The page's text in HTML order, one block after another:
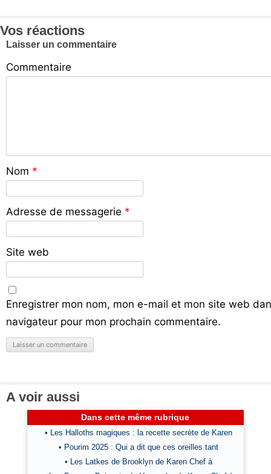
Vos réactions
Laisser un commentaire
Commentaire
Nom *
Adresse de messagerie *
Site web
Enregistrer mon nom, mon e-mail et mon site web
navigateur pour mon prochain commentaire.
A voir aussi
Dans cette même rubrique
• Les Halloths magiques : la recette secrète de Karen
• Pourim 2025 : Qui a dit que ces oreilles tant
• Les Latkes de Brooklyn de Karen Chef à